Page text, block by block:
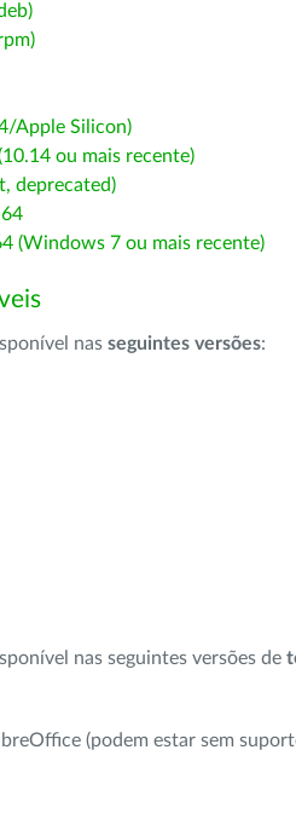
Apple Silicon)
ou mais recente)
deprecated)
(Windows 7 ou mais recente)
nas seguintes versões:
nas seguintes versões de
(podem estar sem